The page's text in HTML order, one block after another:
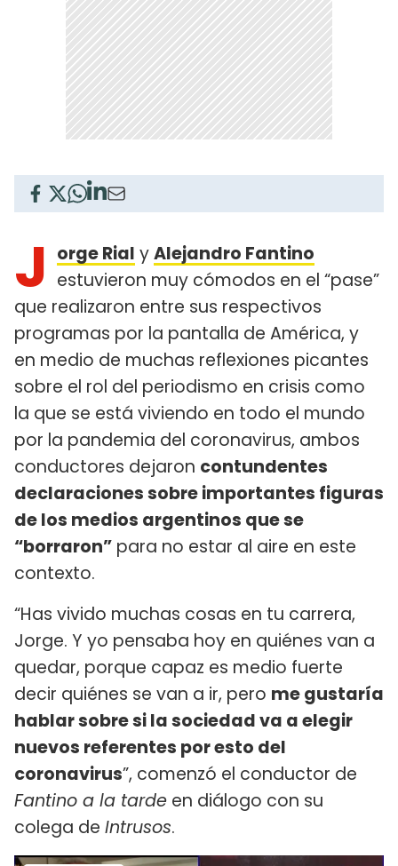
J orge Rial yAlejandro Fantino
estuvieron muy cómodos en el “pase”
que realizaron entre sus respectivos
programas por la pantalla de América, y
en medio de muchas reflexiones picantes
sobre el rol del periodismo en crisis como
la que se está viviendo en todo el mundo
por la pandemia del coronavirus, ambos
conductores dejaron contundentes
declaraciones sobre importantes figuras
de los medios argentinos que se
“borraron” para no estar al aire en este
contexto.
“Has vivido muchas cosas en tu carrera,
Jorge. Y yo pensaba hoy en quiénes van a
quedar, porque capaz es medio fuerte
decir quiénes se van a ir, pero me gustaría
hablar sobre si la sociedad va a elegir
nuevos referentes por esto del
coronavirus”, comenzó el conductor de
Fantino a la tarde en diálogo con su
colega de Intrusos.